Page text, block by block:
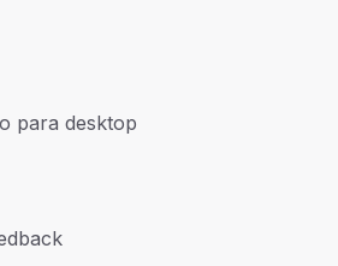
para desktop